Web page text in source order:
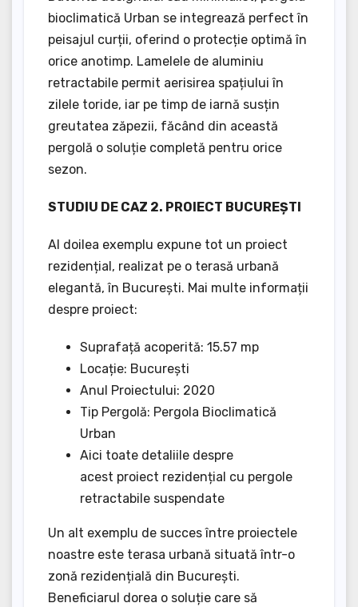
bioclimatică Urban se integrează perfect în
peisajul curții, oferind o protecție optimă în
orice anotimp. Lamelele de aluminiu
retractabile permit aerisirea spațiului în
zilele toride, iar pe timp de iarnă susțin
greutatea zăpezii, făcând din această
pergolă o soluție completă pentru orice
sezon.
STUDIU DE CAZ 2. PROIECT BUCUREȘTI
Al doilea exemplu expune tot un proiect
rezidențial, realizat pe o terasă urbană
elegantă, în București. Mai multe informații
despre proiect:
Suprafață acoperită: 15.57 mp
Locație: București
Anul Proiectului: 2020
Tip Pergolă: Pergola Bioclimatică
Urban
Aici toate detaliile despre
acest proiect rezidențial cu pergole
retractabile suspendate
Un alt exemplu de succes între proiectele
noastre este terasa urbană situată într-o
zonă rezidențială din București.
Beneficiarul dorea o soluție care să